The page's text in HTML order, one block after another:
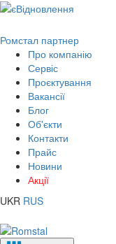
Ромстал партнер
Про компанію
Сервіс
Проєктування
Вакансії
Блог
Об'єкти
Контакти
Прайс
Новини
Акції
UKR RUS